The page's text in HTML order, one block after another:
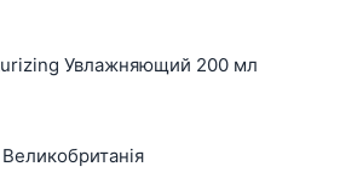
Увлажняющий 200 мл